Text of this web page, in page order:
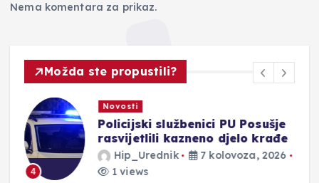
Nema komentara za prikaz.
Možda ste propustili?
4
Novosti
Policijski službenici PU Posušje
rasvijetlili kazneno djelo krađe
Hip_Urednik
7 kolovoza, 2026
1 views